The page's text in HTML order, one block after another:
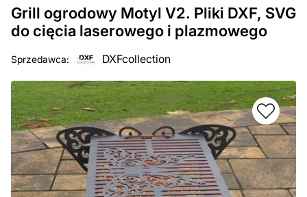
Grill ogrodowy Motyl V2. Pliki DXF, SVG
do cięcia laserowego i plazmowego
Sprzedawca: DXFcollection